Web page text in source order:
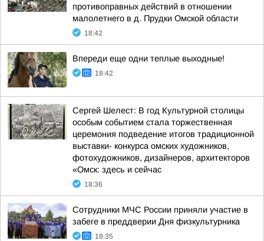
противоправных действий в отношении
малолетнего в д. Прудки Омской области
18:42
Впереди еще одни теплые выходные!
18:42
Сергей Шелест: В год Культурной столицы
особым событием стала торжественная
церемония подведение итогов традиционной
выставки- конкурса омских художников,
фотохудожников, дизайнеров, архитекторов
«Омск: здесь и сейчас
18:36
Сотрудники МЧС России приняли участие в
забеге в преддверии Дня физкультурника
18:35